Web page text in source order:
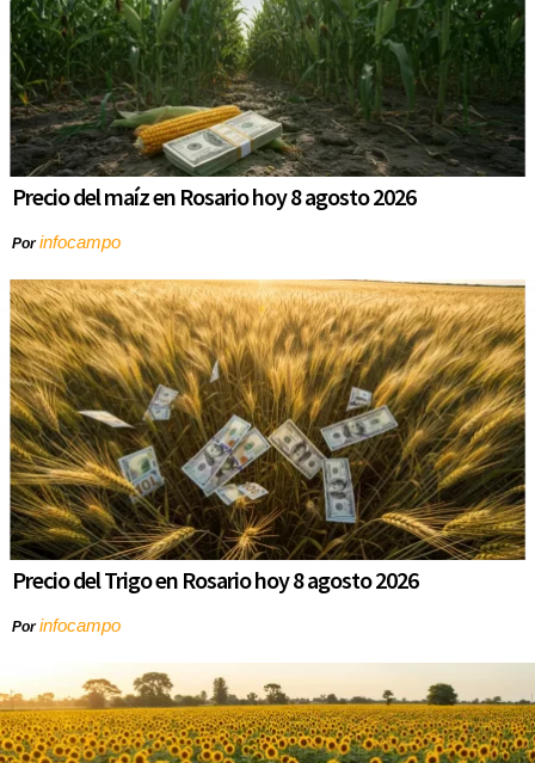
Precio del maíz en Rosario hoy 8 agosto 2026
Porinfocampo
Precio del Trigo en Rosario hoy 8 agosto 2026
Porinfocampo